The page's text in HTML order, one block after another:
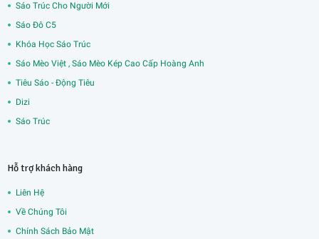
Sáo Trúc Cho Người Mới
Sáo Đô C5
Khóa Học Sáo Trúc
Sáo Mèo Việt , Sáo Mèo Kép Cao Cấp Hoàng Anh
Tiêu Sáo - Động Tiêu
Dizi
Sáo Trúc
Hỗ trợ khách hàng
Liên Hệ
Về Chúng Tôi
Chính Sách Bảo Mật